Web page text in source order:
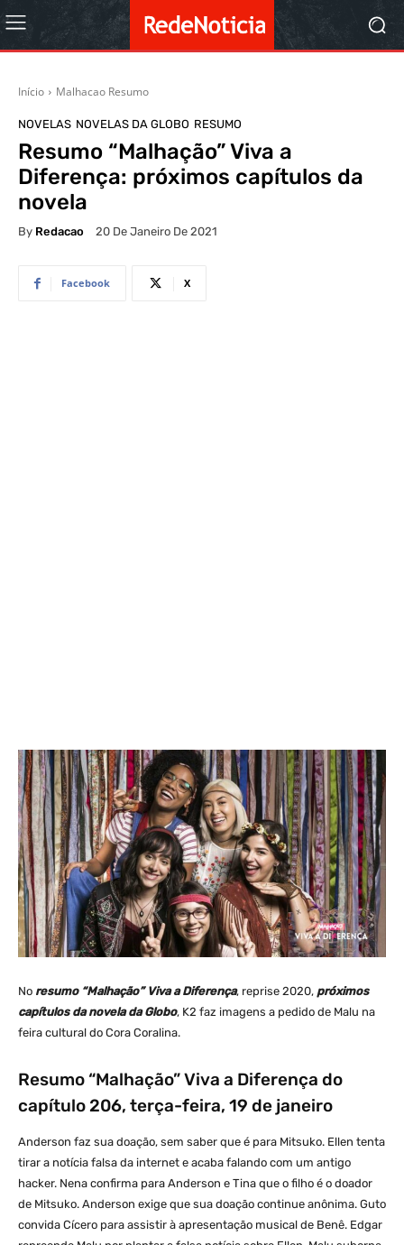
Início Malhacao Resumo
NOVELAS NOVELAS DA GLOBO RESUMO
Resumo “Malhação” Viva a
Diferença: próximos capítulos da
novela
By Redacao 20 De Janeiro De 2021
Facebook X
No resumo “Malhação” Viva a Diferença, reprise 2020, próximos
capítulos da novela da Globo, K2 faz imagens a pedido de Malu na
feira cultural do Cora Coralina.
Resumo “Malhação” Viva a Diferença do
capítulo 206, terça-feira, 19 de janeiro
Anderson faz sua doação, sem saber que é para Mitsuko. Ellen tenta
tirar a notícia falsa da internet e acaba falando com um antigo
hacker. Nena confirma para Anderson e Tina que o filho é o doador
de Mitsuko. Anderson exige que sua doação continue anônima. Guto
convida Cícero para assistir à apresentação musical de Benê. Edgar